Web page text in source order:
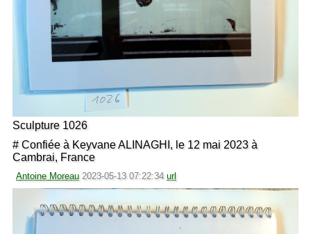
Sculpture 1026
# Confiée à Keyvane ALINAGHI, le 12 mai 2023 à
Cambrai, France
Antoine Moreau 2023-05-13 07:22:34 url